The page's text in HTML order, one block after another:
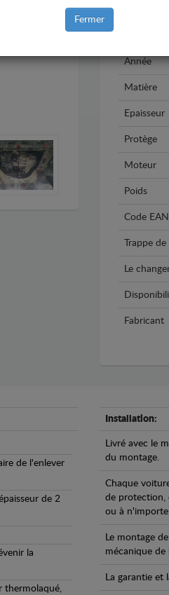
Année
Matière
Epaisseur
Protège
Moteur
Poids
Code
Trappe
Le
Fabricant
de l'enlever
de 2
la
thermolaqué,
Installation:
Livré avec le
du montage.
Chaque
de protection,
ou à
Le montage
mécanique
La garantie et
Fermer